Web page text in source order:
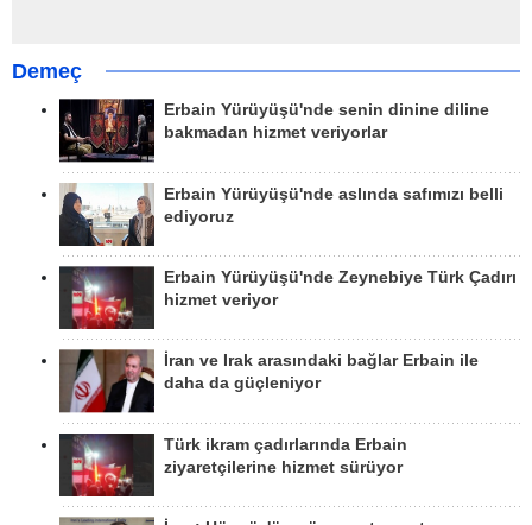
Demeç
Erbain Yürüyüşü'nde senin dinine diline
bakmadan hizmet veriyorlar
Erbain Yürüyüşü'nde aslında safımızı belli
ediyoruz
Erbain Yürüyüşü'nde Zeynebiye Türk Çadırı
hizmet veriyor
İran ve Irak arasındaki bağlar Erbain ile
daha da güçleniyor
Türk ikram çadırlarında Erbain
ziyaretçilerine hizmet sürüyor